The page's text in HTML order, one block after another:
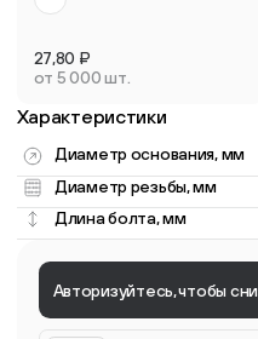
27,80 ₽
от 5 000 шт.
Характеристики
Диаметр основания, мм
Диаметр резьбы, мм
Длина болта, мм
Авторизуйтесь, чтобы